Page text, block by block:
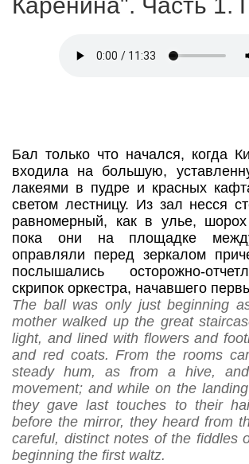
Бал только что начался, когда
входила на большую,
лакеями в пудре и красных
светом лестницу. Из зал несся
равномерный, как в улье,
пока они на площадке
оправляли перед зеркалом
послышались осторожно-
скрипок оркестра, начавшего
The ball was only just beginning
mother walked up the great
light, and lined with flowers and
and red coats. From the rooms
steady hum, as from a hive,
movement; and while on the
they gave last touches to their
before the mirror, they heard from
careful, distinct notes of the fiddles
beginning the first waltz.